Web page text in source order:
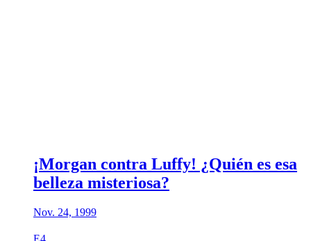
¡Morgan contra Luffy! ¿Quién es esa
belleza misteriosa?
Nov. 24, 1999
E4